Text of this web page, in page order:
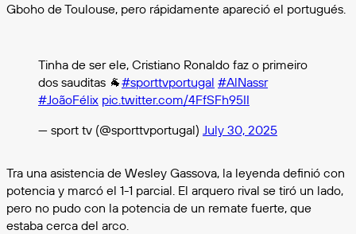
Gboho de Toulouse, pero rápidamente apareció el portugués.
Tinha de ser ele, Cristiano Ronaldo faz o primeiro
dos sauditas 🐐#sporttvportugal #AlNassr
#JoãoFélix pic.twitter.com/4FfSFh95II
— sport tv (@sporttvportugal) July 30, 2025
Tra una asistencia de Wesley Gassova, la leyenda definió con
potencia y marcó el 1-1 parcial. El arquero rival se tiró un lado,
pero no pudo con la potencia de un remate fuerte, que
estaba cerca del arco.